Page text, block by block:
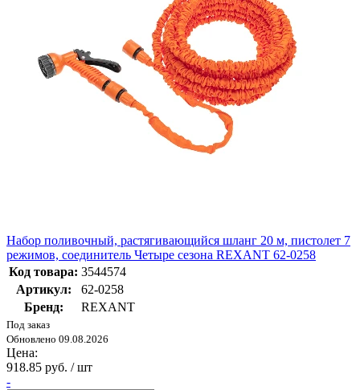
Набор поливочный, растягивающийся шланг 20 м, пистолет 7
режимов, соединитель Четыре сезона REXANT 62-0258
Код товара: 3544574
Артикул:
62-0258
Бренд:
REXANT
Под заказ
Обновлено 09.08.2026
Цена:
918.85 руб. / шт
-